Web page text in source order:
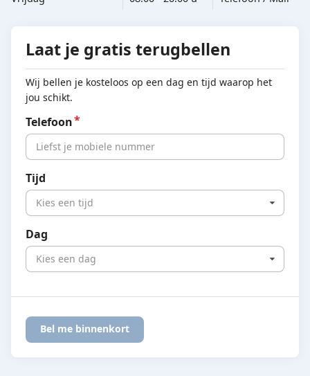
Laat je gratis terugbellen
Wij bellen je kosteloos op een dag en tijd waarop het
jou schikt.
Telefoon
Tijd
Kies een tijd
Dag
Kies een dag